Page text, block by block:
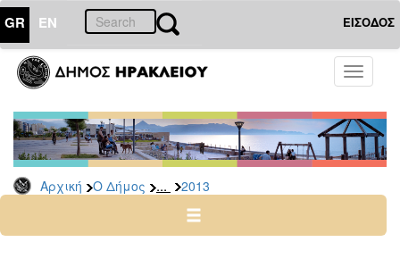
GR EN ΕΙΣΟΔΟΣ
Toggle
Αρχική Ο Δήμος ... 2013
ΔΗΜΟΣ
Διακηρύξεις
-
Δημοπρασίες
Αρχείο
2025